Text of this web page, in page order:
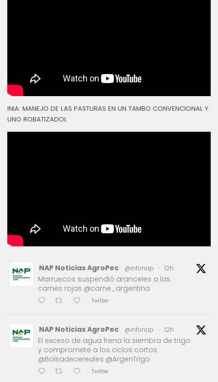
INIA: MANEJO DE LAS PASTURAS EN UN TAMBO CONVENCIONAL Y
UNO ROBATIZADOL
NAP Noticias AgroPec @infonap · 12h
Marruecos suspendió aranceles a las
carnes rojas @carne_argentina
Twitter
NAP Noticias AgroPec @infonap · 12h
El exceso de agua frena la siembra de trigo
y compromete a los ciclos cortos
@Bolsadecereales @ArgenTrigo
Twitter